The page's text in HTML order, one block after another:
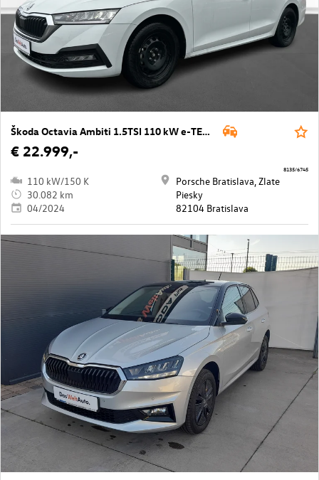
Škoda Octavia Ambiti 1.5TSI 110 kW e-TEC 7 DSG
€ 22.999,-
110 kW/150 K
30.082 km
04/2024
Porsche Bratislava, Zlate
Piesky
82104 Bratislava
8135/6745